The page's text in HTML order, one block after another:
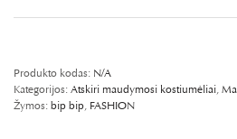
Produkto kodas: N/A
Kategorijos:Atskiri maudymosi kostiumėliai,
Žymos:bip bip, FASHION